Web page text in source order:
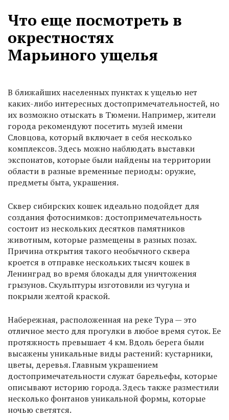
Что еще посмотреть в
окрестностях
Марьиного ущелья
В ближайших населенных пунктах к ущелью нет
каких-либо интересных достопримечательностей, но
их возможно отыскать в Тюмени. Например, жители
города рекомендуют посетить музей имени
Словцова, который включает в себя несколько
комплексов. Здесь можно наблюдать выставки
экспонатов, которые были найдены на территории
области в разные временные периоды: оружие,
предметы быта, украшения.
Сквер сибирских кошек идеально подойдет для
создания фотоснимков: достопримечательность
состоит из нескольких десятков памятников
животным, которые размещены в разных позах.
Причина открытия такого необычного сквера
кроется в отправке нескольких тысяч кошек в
Ленинград во время блокады для уничтожения
грызунов. Скульптуры изготовили из чугуна и
покрыли желтой краской.
Набережная, расположенная на реке Тура — это
отличное место для прогулки в любое время суток. Ее
протяжность превышает 4 км. Вдоль берега были
высажены уникальные виды растений: кустарники,
цветы, деревья. Главным украшением
достопримечательности служат барельефы, которые
описывают историю города. Здесь также разместили
несколько фонтанов уникальной формы, которые
ночью светятся.